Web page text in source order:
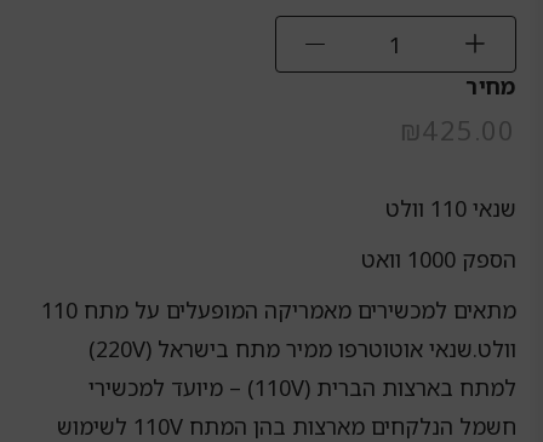
מחיר
₪425.00
שנאי 110 וולט
הספק 1000 וואט
מתאים למכשירים מאמריקה המופעלים על מתח 110
וולט.
שנאי אוטוטרפו ממיר מתח בישראל (220V)
למתח בארצות הברית (110V) – מיועד למכשירי
חשמל הנלקחים מארצות בהן המתח 110V לשימוש